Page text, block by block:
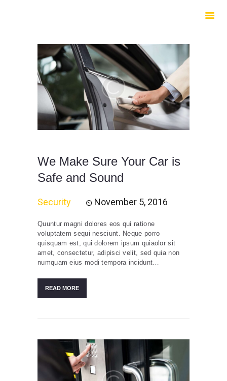
SERVICES
CONTACTS
We Make Sure Your Car is
Safe and Sound
Security November 5, 2016
Quuntur magni dolores eos qui ratione
voluptatem sequi nesciunt. Neque porro
quisquam est, qui dolorem ipsum quiaolor sit
amet, consectetur, adipisci velit, sed quia non
numquam eius modi tempora incidunt…
READ MORE